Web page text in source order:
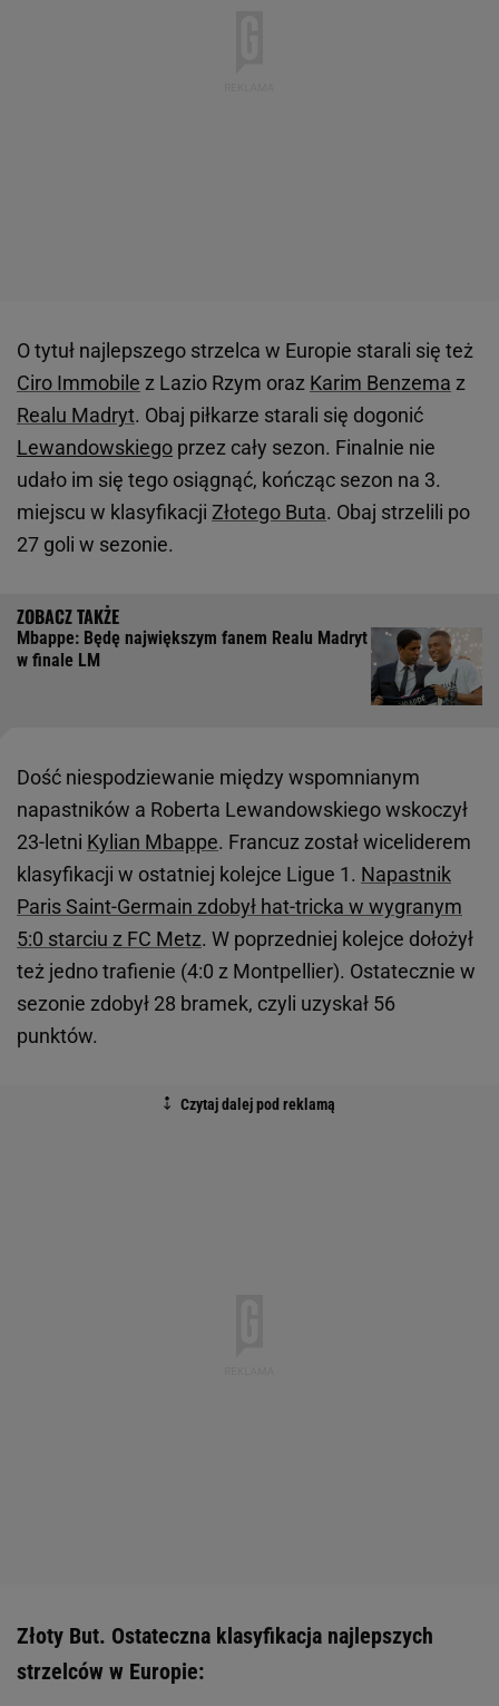
O tytuł najlepszego strzelca w Europie starali się też
Ciro Immobile z Lazio Rzym oraz Karim Benzema z
Realu Madryt. Obaj piłkarze starali się dogonić
Lewandowskiego przez cały sezon. Finalnie nie
udało im się tego osiągnąć, kończąc sezon na 3.
miejscu w klasyfikacji Złotego Buta. Obaj strzelili po
27 goli w sezonie.
Mbappe: Będę największym fanem Realu Madryt
w finale LM
Dość niespodziewanie między wspomnianym
napastników a Roberta Lewandowskiego wskoczył
23-letni Kylian Mbappe. Francuz został wiceliderem
klasyfikacji w ostatniej kolejce Ligue 1. Napastnik
Paris Saint-Germain zdobył hat-tricka w wygranym
5:0 starciu z FC Metz. W poprzedniej kolejce dołożył
też jedno trafienie (4:0 z Montpellier). Ostatecznie w
sezonie zdobył 28 bramek, czyli uzyskał 56
punktów.
Złoty But. Ostateczna klasyfikacja najlepszych
strzelców w Europie: